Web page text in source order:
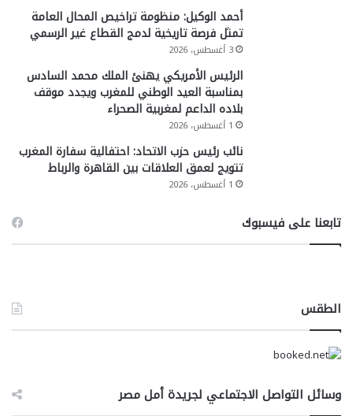
أحمد الوكيل: منظومة تراخيص المحال العامة
تمثل فرصة تاريخية لدمج القطاع غير الرسمي
3 أغسطس، 2026
الرئيس الأمريكي يهنئ الملك محمد السادس
بمناسبة العيد الوطني للمغرب ويجدد موقف
بلاده الداعم لمغربية الصحراء
1 أغسطس، 2026
نائب رئيس حزب الاتحاد: احتفالية سفارة المغرب
تتويج لعمق العلاقات بين القاهرة والرباط
1 أغسطس، 2026
تابعنا على فيسبوك
الطقس
وسائل التواصل الاجتماعي لجريدة أمل مصر